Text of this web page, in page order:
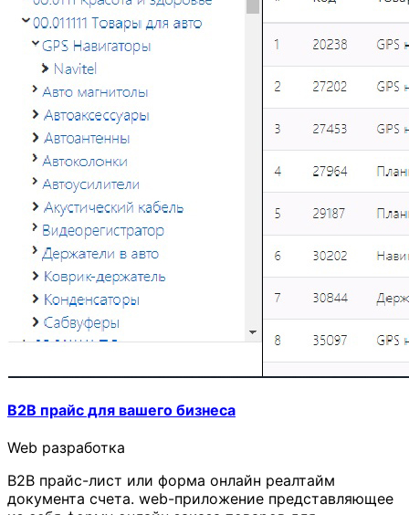
B2B прайс для вашего бизнеса
Web разработка
B2B прайс-лист или форма онлайн реалтайм
документа счета. web-приложение представляющее